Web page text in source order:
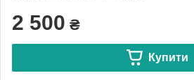
2 500 ₴
Купити